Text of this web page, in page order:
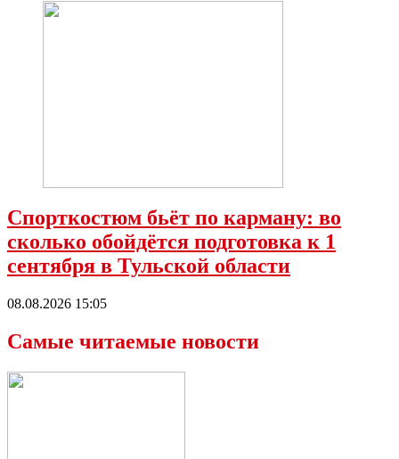
Спорткостюм бьёт по карману: во
сколько обойдётся подготовка к 1
сентября в Тульской области
08.08.2026 15:05
Самые читаемые новости